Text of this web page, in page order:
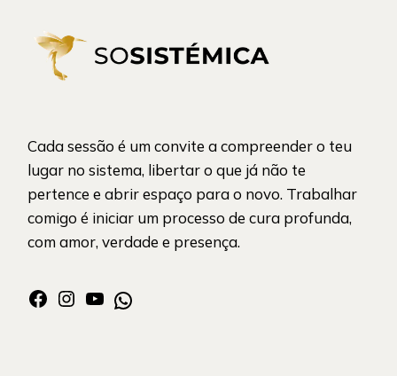
Cada sessão é um convite a compreender o teu
lugar no sistema, libertar o que já não te
pertence e abrir espaço para o novo. Trabalhar
comigo é iniciar um processo de cura profunda,
com amor, verdade e presença.
Facebook
Instagram
YouTube
WhatsApp